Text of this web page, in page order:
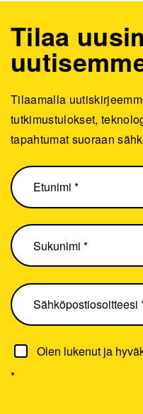
Olen lukenut ja
*
Tilaa
Tilaamalla
tutkimustulokset,
tapahtumat suoraan